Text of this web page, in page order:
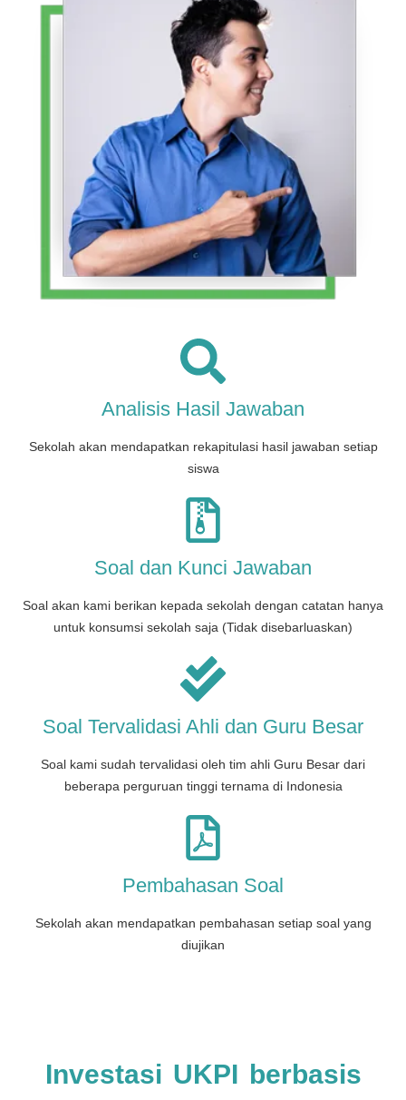
Analisis Hasil Jawaban
Sekolah akan mendapatkan rekapitulasi hasil jawaban setiap
siswa
Soal dan Kunci Jawaban
Soal akan kami berikan kepada sekolah dengan catatan hanya
untuk konsumsi sekolah saja (Tidak disebarluaskan)​
Soal Tervalidasi Ahli dan Guru Besar
Soal kami sudah tervalidasi oleh tim ahli Guru Besar dari
beberapa perguruan tinggi ternama di Indonesia
Pembahasan Soal
Sekolah akan mendapatkan pembahasan setiap soal yang
diujikan
Investasi UKPI berbasis